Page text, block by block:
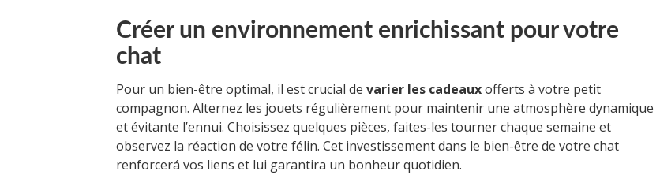
Créer un environnement enrichissant pour votre
chat
Pour un bien-être optimal, il est crucial de varier les cadeauxofferts à votre petit
compagnon. Alternez les jouets régulièrement pour maintenir une atmosphère dynamique
et évitante l’ennui. Choisissez quelques pièces, faites-les tourner chaque semaine et
observez la réaction de votre félin. Cet investissement dans le bien-être de votre chat
renforcerá vos liens et lui garantira un bonheur quotidien.